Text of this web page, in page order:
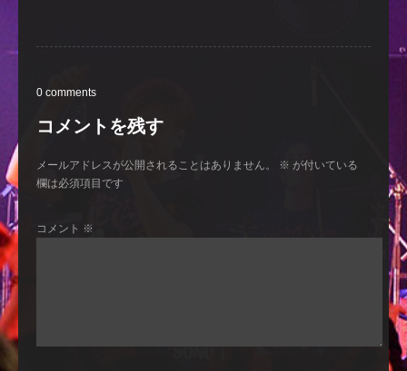
0 comments
コメントを残す
メールアドレスが公開されることはありません。 ※ が付いている
欄は必須項目です
コメント ※